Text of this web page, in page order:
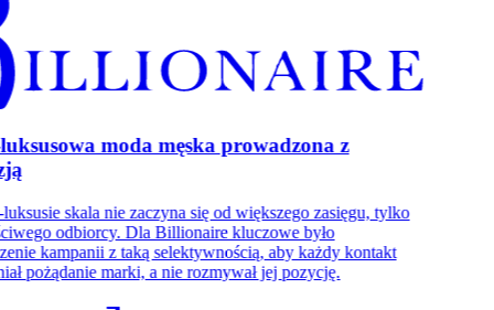
moda męska prowadzona z
skala nie zaczyna się od większego zasięgu, tylko
odbiorcy. Dla Billionaire kluczowe było
kampanii z taką selektywnością, aby każdy kontakt
pożądanie marki, a nie rozmywał jej pozycję.